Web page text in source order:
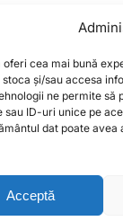
oferi cea mai bună
stoca și/sau accesa
ne permite să
sau ID-uri unice pe
dat poate
Acceptă